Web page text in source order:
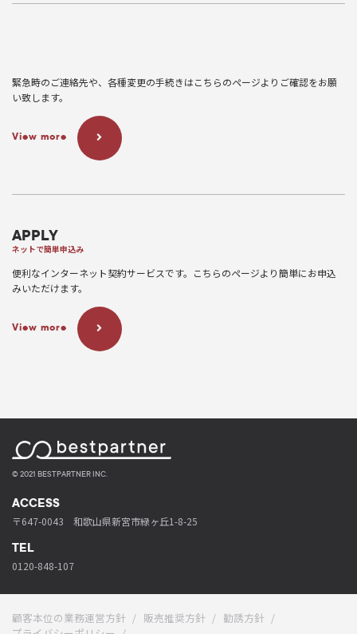
緊急時のご連絡先や、各種変更の手続きはこちらのページよりご確認をお願
い致します。
View more
APPLY
ネットで簡単申込み
便利なインターネット契約サービスです。こちらのページより簡単にお申込
みいただけます。
View more
© 2021 BESTPARTNER INC.
ACCESS
〒647-0043 和歌山県新宮市緑ヶ丘1-8-25
TEL
0120-848-107
顧客本位の業務運営方針 販売推奨方針
勧誘方針